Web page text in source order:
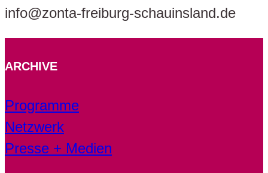
info@zonta-freiburg-schauinsland.de
ARCHIVE
Programme
Netzwerk
Presse + Medien